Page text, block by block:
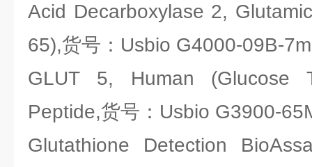
Acid Decarboxylase 2,
65),货号：Usbio G4000-09B-
GLUT 5, Human (Glucose
Peptide,货号：Usbio G3900-
Glutathione Detection